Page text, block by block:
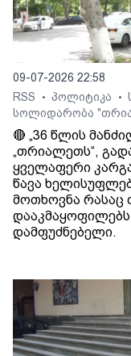
09-07-2026 22:58
RSS
• პოლიტიკა •
სოლიდარობა
🔴 „36 წლის
„თრიალეთს“,
ყველაფერი
წავა
მოთხოვნა
დამფუძნებელი.